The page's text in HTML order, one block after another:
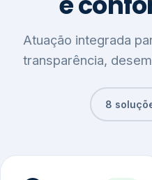
Atuação integrada
transparência,
8